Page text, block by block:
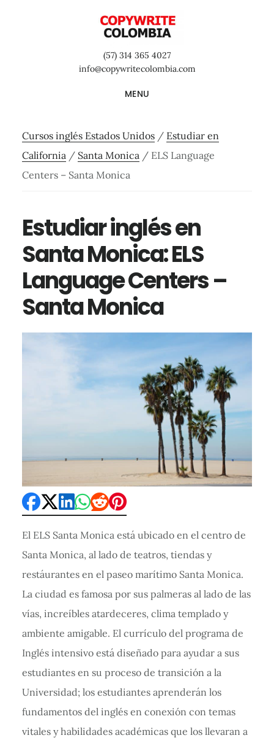
(57) 314 365 4027
info@copywritecolombia.com
MENU
Cursos inglés Estados Unidos / Estudiar en
California / Santa Monica /ELS Language
Centers – Santa Monica
Estudiar inglés en
Santa Monica: ELS
Language Centers –
Santa Monica
El ELS Santa Monica está ubicado en el centro de
Santa Monica, al lado de teatros, tiendas y
restáurantes en el paseo marítimo Santa Monica.
La ciudad es famosa por sus palmeras al lado de las
vías, increíbles atardeceres, clima templado y
ambiente amigable. El currículo del programa de
Inglés intensivo está diseñado para ayudar a sus
estudiantes en su proceso de transición a la
Universidad; los estudiantes aprenderán los
fundamentos del inglés en conexión con temas
vitales y habilidades académicas que los llevaran a